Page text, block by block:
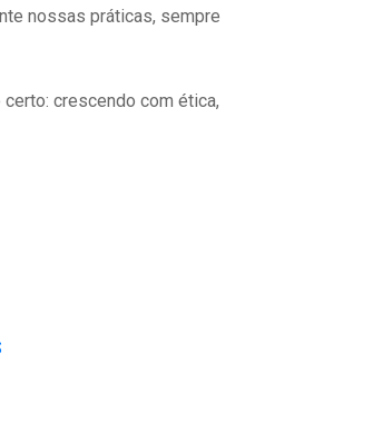
nossas práticas, sempre
crescendo com ética,